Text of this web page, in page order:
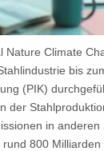
Climate
bis
(PIK)
der
in anderen
800